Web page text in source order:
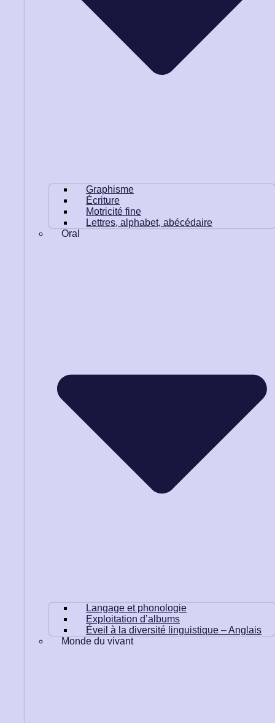
Graphisme
Écriture
Motricité fine
Lettres, alphabet, abécédaire
Oral
Langage et phonologie
Exploitation d’albums
Éveil à la diversité linguistique – Anglais
Monde du vivant